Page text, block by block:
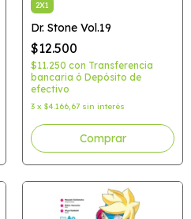
2X1
Dr. Stone Vol.19
$12.500
$11.250 con Transferencia
bancaria ó Depósito de
efectivo
3 x $4.166,67 sin interés